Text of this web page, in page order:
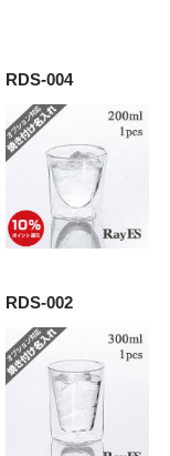
RDS-004
RDS-002